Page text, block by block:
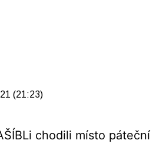
(21:23)
chodili místo páteční